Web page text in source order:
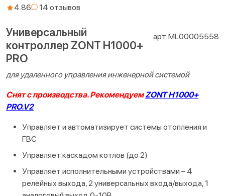
4.86
Универсальный
контроллер ZONT H1000+
PRO
арт. ML00005558
для удаленного управления инженерной системой
Снят с производства. РекомендуемZONT H1000+
PRO.V2
Управляет и автоматизирует системы отопления и
ГВС
Управляет каскадом котлов (до 2)
Управляет исполнительными устройствами – 4
релейных выхода, 2 универсальных входа/выхода, 1